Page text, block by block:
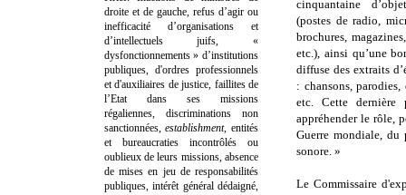
cinquantaine
(postes de radio,
brochures,
etc.), ainsi qu’une
diffuse des extraits
: chansons, parodies,
etc. Cette dernière
appréhender le rôle,
Guerre mondiale, du
sonore. »
Le Commissaire
droite et de gauche, refus d’agir ou
inefficacité d’organisations et
d’intellectuels juifs, «
dysfonctionnements » d’institutions
publiques, d'ordres professionnels
et d'auxiliaires de justice, faillites de
l’Etat dans ses missions
régaliennes, discriminations non
sanctionnées,establishment, entités
et bureaucraties incontrôlés ou
oublieux de leurs missions, absence
de mises en jeu de responsabilités
publiques, intérêt général dédaigné,